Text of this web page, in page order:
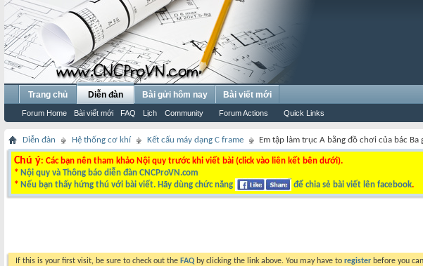
Trang chủ Diễn đàn
Forum Home Bài viết mới FAQ Lịch Community Forum Actions Quick Links
Bài gửi hôm nay Bài viết mới
Diễn đàn Hệ thống cơ khí Kết cấu máy dạng C frame Em tập làm trục A bằng đồ chơi của bác Ba
Chú ý: Các bạn nên tham khảo Nội quy trước khi viết bài (click vào liên kết bên dưới).
* Nội quy và Thông báo diễn đàn CNCProVN.com
* Nếu bạn thấy hứng thú với bài viết. Hãy dùng chức năng để chia sẻ bài viết lên facebook.
If this is your first visit, be sure to check out the FAQ by clicking the link above. You may have to register before you